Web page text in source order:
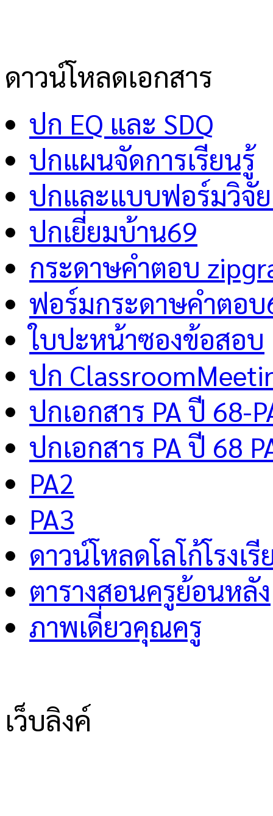
ดาวน์โหลดเอกสาร
ปก EQ และ SDQ
ปกแผนจัดการเรียนรู้
ปกและแบบฟอร์มวิจั
ปกเยี่ยมบ้าน69
กระดาษคำตอบ
ฟอร์มกระดาษคำตอบ
ใบปะหน้าซองข้อสอบ
ปก
ปกเอกสาร PA ปี 68-
ปกเอกสาร PA ปี 68
PA2
PA3
ดาวน์โหลดโลโก้โรงเ
ตารางสอนครูย้อนหลัง
ภาพเดี่ยวคุณครู
เว็บลิงค์